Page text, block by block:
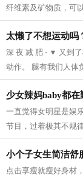
纤维素及矿物质，可
之效。 2、芝麻 芝麻
太懒了不想运动吗
深 夜 减 肥 - ▼ 又到
动作。 腿有我们人体
们要多锻炼我们的脚
少女辣妈baby都
一直觉得女明星是娱
节目，过着极其不规
羡慕死我们这些凡人
小个子女生简洁舒
点击享瘦就瘦好身材